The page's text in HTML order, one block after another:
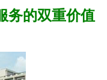
务的双重价值